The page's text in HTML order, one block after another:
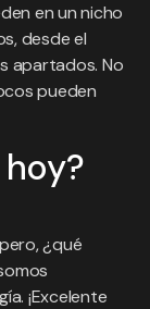
en un nicho
desde el
apartados. No
pueden
¿qué
¡Excelente